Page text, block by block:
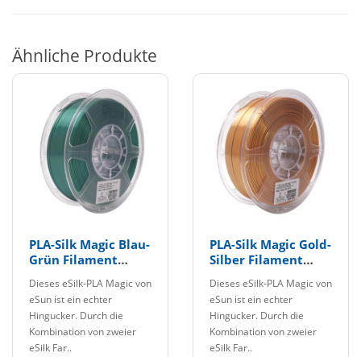
Ähnliche Produkte
PLA-Silk Magic Blau-
Grün Filament
Dieses eSilk-PLA Magic von
eSun ist ein echter
Hingucker. Durch die
Kombination von zweier
eSilk Far..
PLA-Silk Magic Gold-
Silber Filament
Dieses eSilk-PLA Magic von
eSun ist ein echter
Hingucker. Durch die
Kombination von zweier
eSilk Far..